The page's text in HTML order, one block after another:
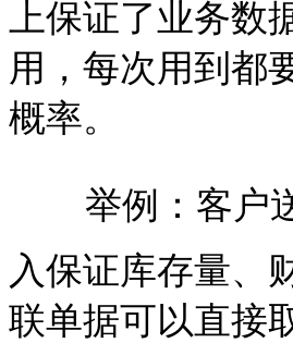
上保证了业务
用，每次用到都
概率。
举例：客户
入保证库存量、
联单据可以直接